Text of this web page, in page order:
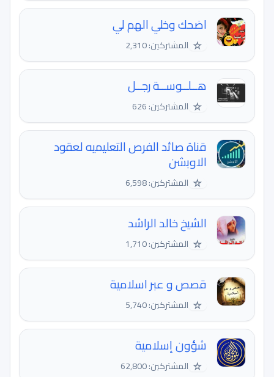
اضحك وخلي الهم لي
☆ المشتركين: 2,310
هــلــوســة رجــل
☆ المشتركين: 626
قناة صائد الفرص التعليميه لعقود
الاوبشن
☆ المشتركين: 6,598
الشيخ خالد الراشد
☆ المشتركين: 1,710
قصص و عبر اسلامية
☆ المشتركين: 5,740
شؤون إسلامية
☆ المشتركين: 62,800